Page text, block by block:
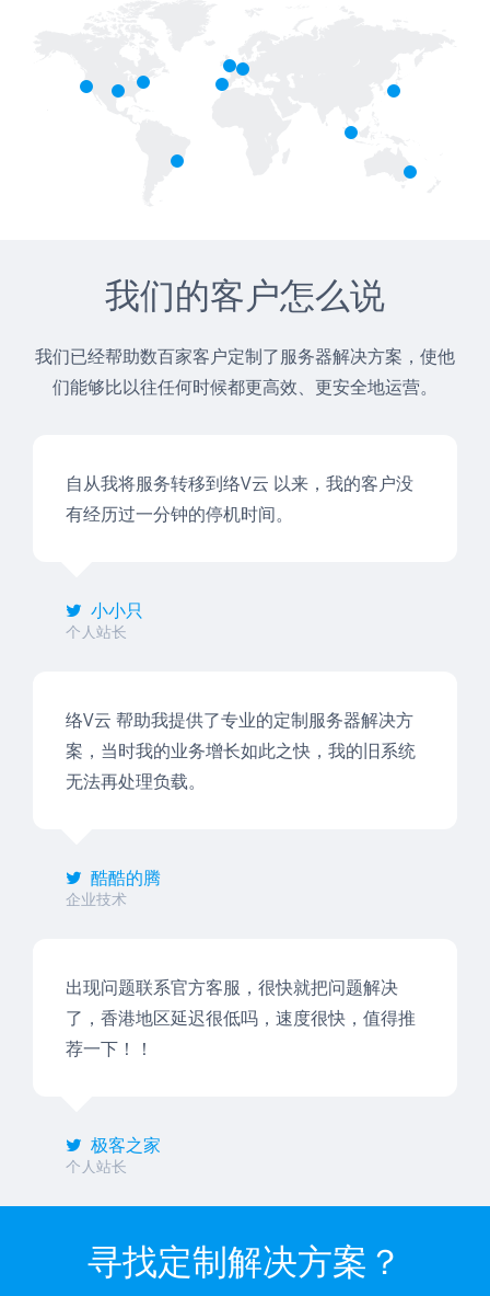
我们的客户怎么说
我们已经帮助数百家客户定制了服务器解决方案，使他
们能够比以往任何时候都更高效、更安全地运营。
自从我将服务转移到络V云 以来，我的客户没
有经历过一分钟的停机时间。
小小只
个人站长
络V云 帮助我提供了专业的定制服务器解决方
案，当时我的业务增长如此之快，我的旧系统
无法再处理负载。
酷酷的腾
企业技术
出现问题联系官方客服，很快就把问题解决
了，香港地区延迟很低吗，速度很快，值得推
荐一下！！
极客之家
个人站长
寻找定制解决方案？